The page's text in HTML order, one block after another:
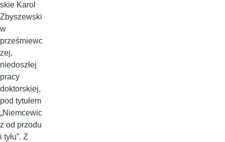
skie Karol
Zbyszewski
w
prześmiewc
zej,
niedoszłej
pracy
doktorskiej,
pod tytułem
„Niemcewic
z od przodu
i tyłu”. Z